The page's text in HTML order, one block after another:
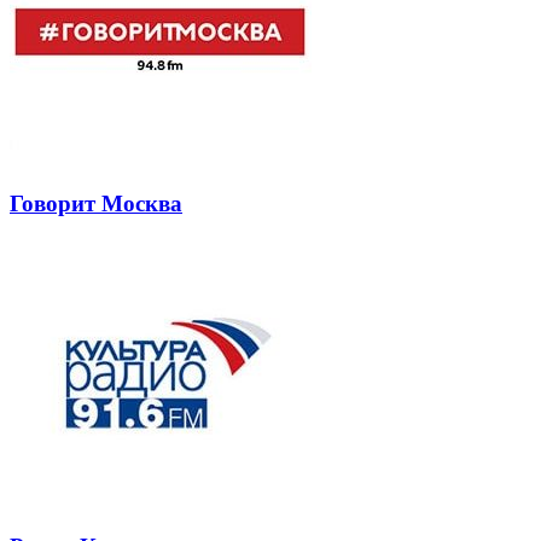
Говорит Москва